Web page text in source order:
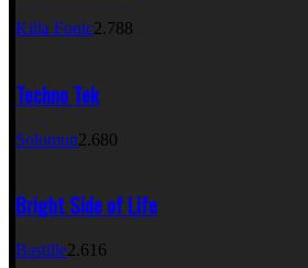
Killa Fonic2.788
Techno Tek
Solomun2.680
Bright Side of Life
Bastille2.616